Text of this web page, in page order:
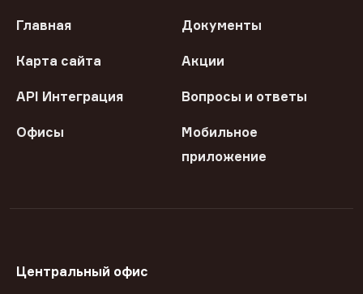
Главная Документы
Карта сайта Акции
API Интеграция Вопросы и ответы
Офисы
Мобильное
приложение
Центральный офис